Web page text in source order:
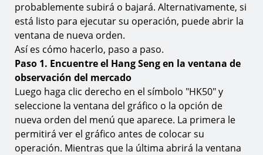
probablemente subirá o bajará. Alternativamente, si
está listo para ejecutar su operación, puede abrir la
ventana de nueva orden.
Así es cómo hacerlo, paso a paso.
Paso 1. Encuentre el Hang Seng en la ventana de
observación del mercado
Luego haga clic derecho en el símbolo "HK50" y
seleccione la ventana del gráfico o la opción de
nueva orden del menú que aparece. La primera le
permitirá ver el gráfico antes de colocar su
operación. Mientras que la última abrirá la ventana